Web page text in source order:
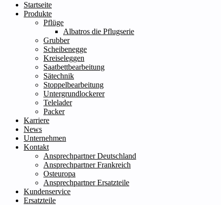
Startseite
Produkte
Pflüge
Albatros die Pflugserie
Grubber
Scheibenegge
Kreiseleggen
Saatbettbearbeitung
Sätechnik
Stoppelbearbeitung
Untergrundlockerer
Telelader
Packer
Karriere
News
Unternehmen
Kontakt
Ansprechpartner Deutschland
Ansprechpartner Frankreich
Osteuropa
Ansprechpartner Ersatzteile
Kundenservice
Ersatzteile